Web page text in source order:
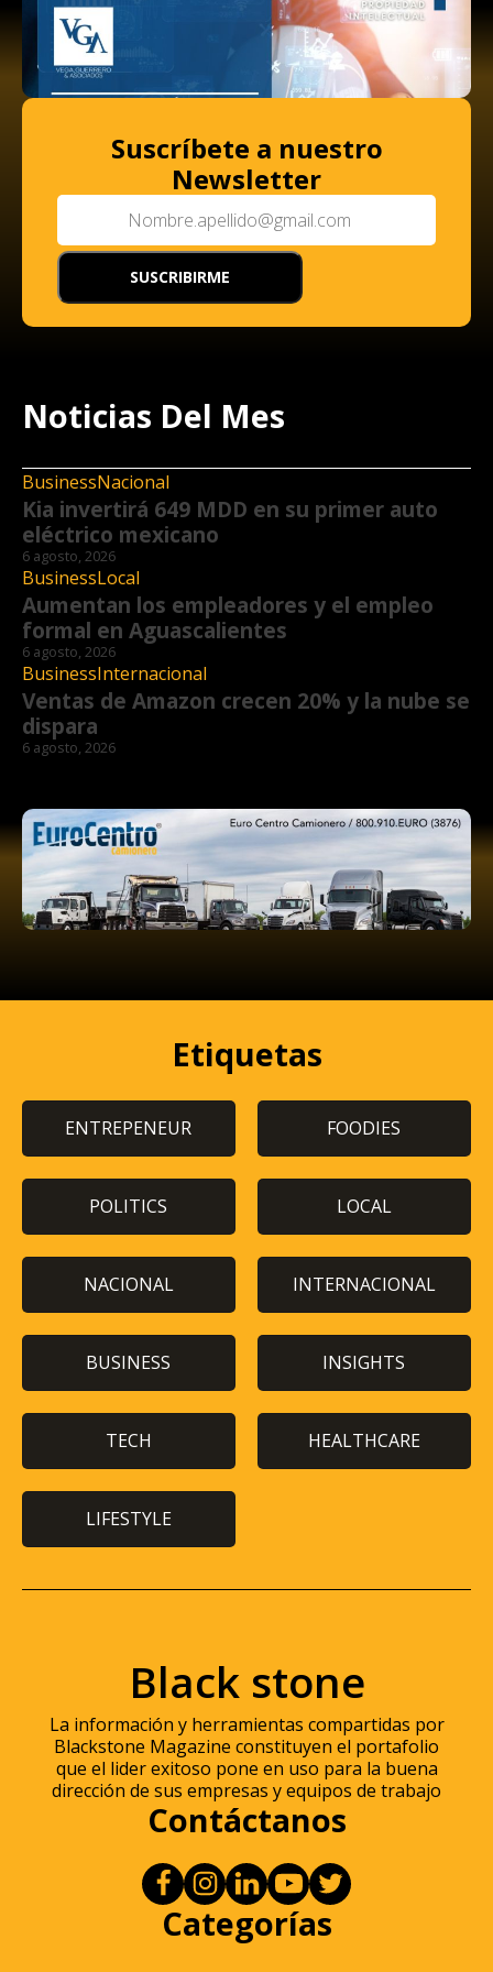
Suscríbete a nuestro
Newsletter
Noticias Del Mes
BusinessNacional
Kia invertirá 649 MDD en su primer auto
eléctrico mexicano
6 agosto, 2026
BusinessLocal
Aumentan los empleadores y el empleo
formal en Aguascalientes
6 agosto, 2026
BusinessInternacional
Ventas de Amazon crecen 20% y la nube se
dispara
6 agosto, 2026
Etiquetas
ENTREPENEUR FOODIES
POLITICS LOCAL
NACIONAL INTERNACIONAL
BUSINESS INSIGHTS
TECH HEALTHCARE
LIFESTYLE
Black stone
La información y herramientas compartidas por
Blackstone Magazine constituyen el portafolio
que el lider exitoso pone en uso para la buena
dirección de sus empresas y equipos de trabajo
Contáctanos
Categorías